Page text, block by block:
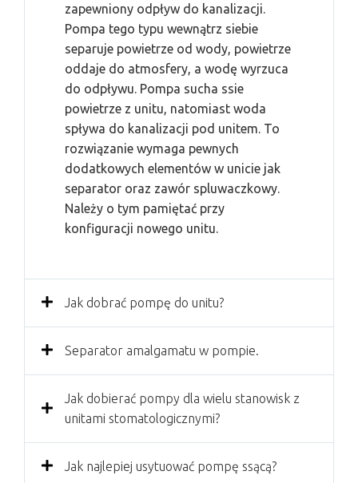
zapewniony odpływ do kanalizacji.
Pompa tego typu wewnątrz siebie
separuje powietrze od wody, powietrze
oddaje do atmosfery, a wodę wyrzuca
do odpływu. Pompa sucha ssie
powietrze z unitu, natomiast woda
spływa do kanalizacji pod unitem. To
rozwiązanie wymaga pewnych
dodatkowych elementów w unicie jak
separator oraz zawór spluwaczkowy.
Należy o tym pamiętać przy
konfiguracji nowego unitu.
Jak dobrać pompę do unitu?
Separator amalgamatu w pompie.
Jak dobierać pompy dla wielu stanowisk z
unitami stomatologicznymi?
Jak najlepiej usytuować pompę ssącą?